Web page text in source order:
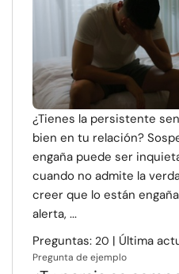
¿Tienes la persistente
bien en tu relación?
engaña puede ser
cuando no admite la
creer que lo están
alerta, ...
Preguntas: 20 | Última
Pregunta de ejemplo